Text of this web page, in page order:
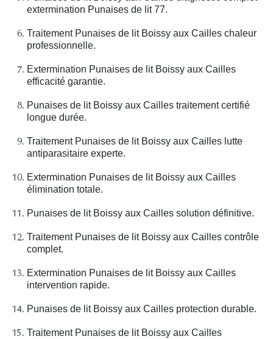
extermination Punaises de lit 77.
Traitement Punaises de lit Boissy aux Cailles chaleur
professionnelle.
Extermination Punaises de lit Boissy aux Cailles
efficacité garantie.
Punaises de lit Boissy aux Cailles traitement certifié
longue durée.
Traitement Punaises de lit Boissy aux Cailles lutte
antiparasitaire experte.
Extermination Punaises de lit Boissy aux Cailles
élimination totale.
Punaises de lit Boissy aux Cailles solution définitive.
Traitement Punaises de lit Boissy aux Cailles contrôle
complet.
Extermination Punaises de lit Boissy aux Cailles
intervention rapide.
Punaises de lit Boissy aux Cailles protection durable.
Traitement Punaises de lit Boissy aux Cailles